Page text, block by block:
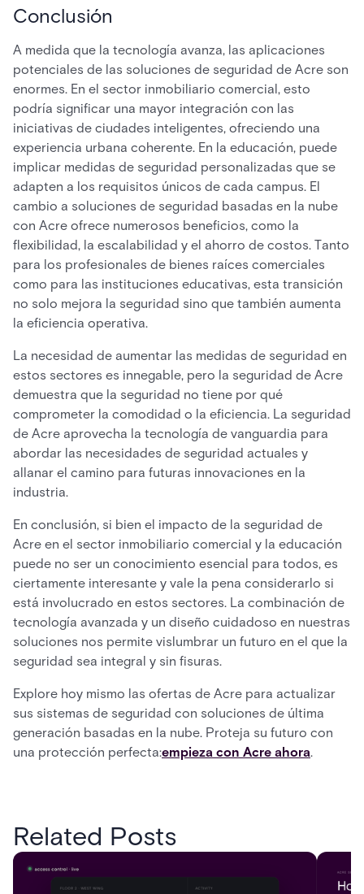
Conclusión
A medida que la tecnología avanza, las aplicaciones
potenciales de las soluciones de seguridad de Acre son
enormes. En el sector inmobiliario comercial, esto
podría significar una mayor integración con las
iniciativas de ciudades inteligentes, ofreciendo una
experiencia urbana coherente. En la educación, puede
implicar medidas de seguridad personalizadas que se
adapten a los requisitos únicos de cada campus. El
cambio a soluciones de seguridad basadas en la nube
con Acre ofrece numerosos beneficios, como la
flexibilidad, la escalabilidad y el ahorro de costos. Tanto
para los profesionales de bienes raíces comerciales
como para las instituciones educativas, esta transición
no solo mejora la seguridad sino que también aumenta
la eficiencia operativa.
La necesidad de aumentar las medidas de seguridad en
estos sectores es innegable, pero la seguridad de Acre
demuestra que la seguridad no tiene por qué
comprometer la comodidad o la eficiencia. La seguridad
de Acre aprovecha la tecnología de vanguardia para
abordar las necesidades de seguridad actuales y
allanar el camino para futuras innovaciones en la
industria.
En conclusión, si bien el impacto de la seguridad de
Acre en el sector inmobiliario comercial y la educación
puede no ser un conocimiento esencial para todos, es
ciertamente interesante y vale la pena considerarlo si
está involucrado en estos sectores. La combinación de
tecnología avanzada y un diseño cuidadoso en nuestras
soluciones nos permite vislumbrar un futuro en el que la
seguridad sea integral y sin fisuras.
Explore hoy mismo las ofertas de Acre para actualizar
sus sistemas de seguridad con soluciones de última
generación basadas en la nube. Proteja su futuro con
una protección perfecta:empieza con Acre ahora.
Related Posts